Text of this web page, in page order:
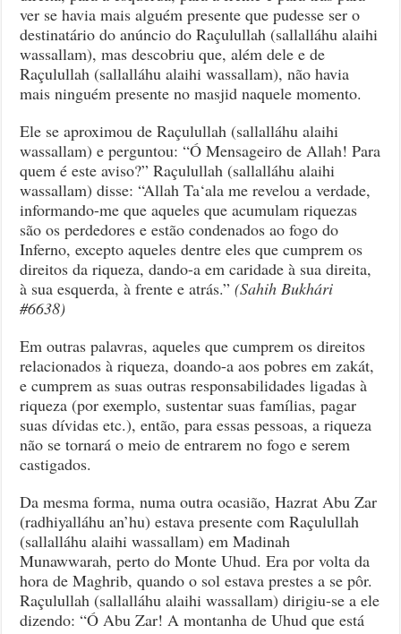
ver se havia mais alguém presente que pudesse ser o
destinatário do anúncio do Raçulullah (sallalláhu alaihi
wassallam), mas descobriu que, além dele e de
Raçulullah (sallalláhu alaihi wassallam), não havia
mais ninguém presente no masjid naquele momento.
Ele se aproximou de Raçulullah (sallalláhu alaihi
wassallam) e perguntou: “Ó Mensageiro de Allah! Para
quem é este aviso?” Raçulullah (sallalláhu alaihi
wassallam) disse: “Allah Ta‘ala me revelou a verdade,
informando-me que aqueles que acumulam riquezas
são os perdedores e estão condenados ao fogo do
Inferno, excepto aqueles dentre eles que cumprem os
direitos da riqueza, dando-a em caridade à sua direita,
à sua esquerda, à frente e atrás.”(Sahih Bukhári
#6638)
Em outras palavras, aqueles que cumprem os direitos
relacionados à riqueza, doando-a aos pobres em zakát,
e cumprem as suas outras responsabilidades ligadas à
riqueza (por exemplo, sustentar suas famílias, pagar
suas dívidas etc.), então, para essas pessoas, a riqueza
não se tornará o meio de entrarem no fogo e serem
castigados.
Da mesma forma, numa outra ocasião, Hazrat Abu Zar
(radhiyalláhu an’hu) estava presente com Raçulullah
(sallalláhu alaihi wassallam) em Madinah
Munawwarah, perto do Monte Uhud. Era por volta da
hora de Maghrib, quando o sol estava prestes a se pôr.
Raçulullah (sallalláhu alaihi wassallam) dirigiu-se a ele
dizendo: “Ó Abu Zar! A montanha de Uhud que está